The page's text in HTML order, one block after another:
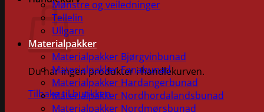
Du har ingen produkter i handlekurven.
Tilbake til butikken
Mønstre og veiledninger
Tellelin
Ullgarn
Materialpakker
Materialpakker Bjørgvinbunad
Materialpakker Fanabunad
Materialpakker Hardangerbunad
Materialpakker Nordhordalandsbunad
Materialpakker Nordmørsbunad